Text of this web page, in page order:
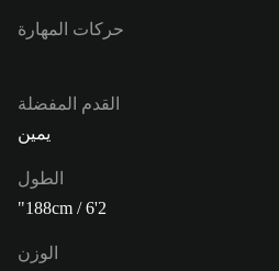
حركات المهارة
القدم المفضلة
يمين
الطول
188cm / 6'2"
الوزن